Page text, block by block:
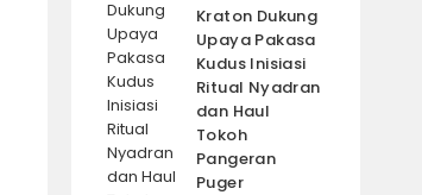
Kraton Dukung
Upaya Pakasa
Kudus Inisiasi
Ritual Nyadran
dan Haul
Tokoh
Pangeran
Puger